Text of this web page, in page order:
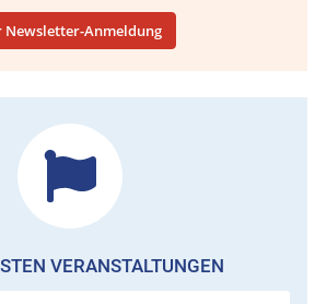
Newsletter-Anmeldung
VERANSTALTUNGEN